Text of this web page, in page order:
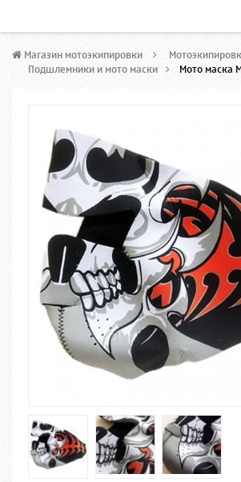
Магазин мотоэкипировки >
Подшлемники и мото маски > Мото маска